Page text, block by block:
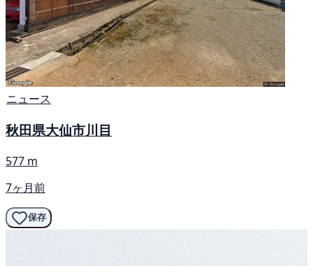
ニュース
秋田県大仙市川目
577 m
7ヶ月前
保存